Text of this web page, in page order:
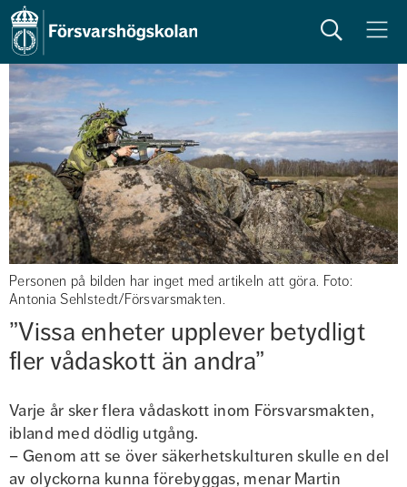
Sök Meny
Personen på bilden har inget med artikeln att göra. Foto:
Antonia Sehlstedt/Försvarsmakten.
”Vissa enheter upplever betydligt
fler vådaskott än andra”
Varje år sker flera vådaskott inom Försvarsmakten,
ibland med dödlig utgång.
– Genom att se över säkerhetskulturen skulle en del
av olyckorna kunna förebyggas, menar Martin